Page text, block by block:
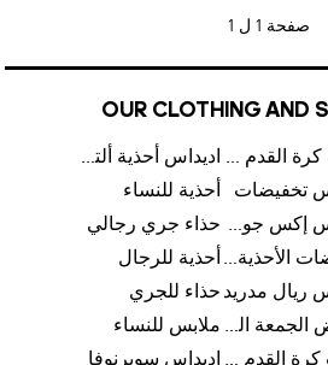
صفحة 1 ل 1
OUR CLOTHING AND
أحذية كرة القدم للرجال
اديداس أحذية ألترا بوست للرجال
تخفيضات
أحذية للنساء
اديداس إكس جود بيلينغهام حذاء جري رجالي
تخفيضات الأحذية للرجال أحذية للرجال
ريال مدريد حذاء للجري
عروض الجمعة البيضاء للرجال ملابس للنساء
كرات كرة القدم للرجال اديداس سوبرنوفا